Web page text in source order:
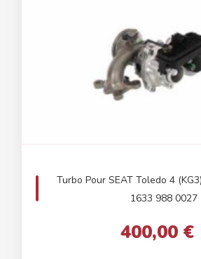
Turbo Pour SEAT Toledo 4
1633 988 0027
400,00 €